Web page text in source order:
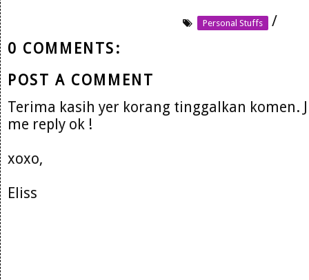
Personal Stuffs
/
0 COMMENTS:
POST A COMMENT
Terima kasih yer korang tinggalkan komen.
me reply ok !
xoxo,
Eliss